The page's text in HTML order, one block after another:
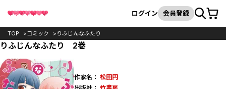
検索
ログイン 会員登録カート
TOP コミック りふじんなふたり
りふじんなふたり 2巻
作家名： 松田円